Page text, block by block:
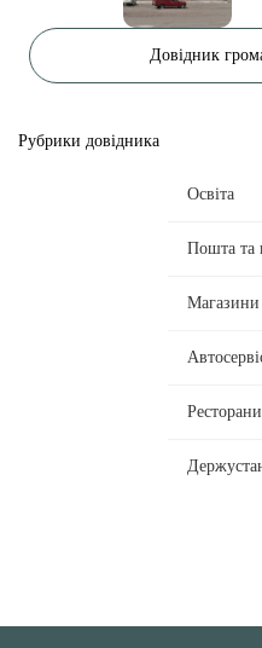
Довідник
Рубрики довідника
Освіта
Пошта та
Магазини